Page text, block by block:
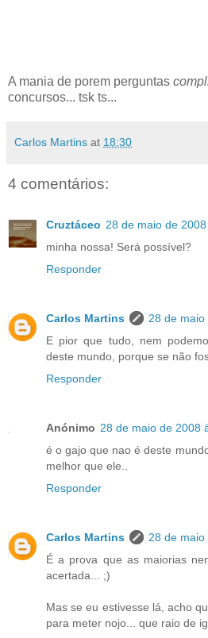
A mania de porem perguntas
concursos... tsk ts...
Carlos Martins at 18:30
4 comentários:
Cruztáceo 28 de maio de
minha nossa! Será possível?
Responder
Carlos Martins
28 de
E pior que tudo, nem
deste mundo, porque se não
Responder
Anónimo 28 de maio de 2008
é o gajo que nao é deste
melhor que ele..
Responder
Carlos Martins
28 de
É a prova que as maiorias
acertada... ;)
Mas se eu estivesse lá, acho
para meter nojo... que raio de